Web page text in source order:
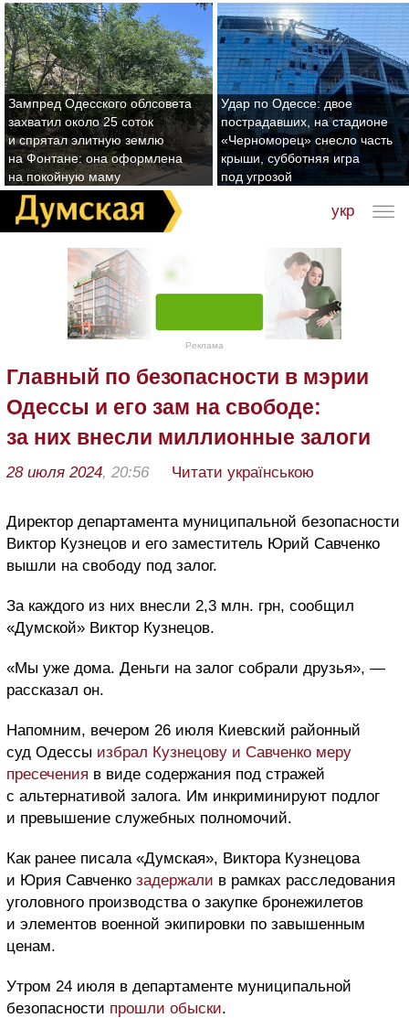
Зампред Одесского облсовета
захватил около 25 соток
и спрятал элитную землю
на Фонтане: она оформлена
на покойную маму
Удар по Одессе: двое
пострадавших, на стадионе
«Черноморец» снесло часть
крыши, субботняя игра
под угрозой
укр
Реклама
Главный по безопасности в мэрии
Одессы и его зам на свободе:
за них внесли миллионные залоги
28 июля 2024, 20:56 Читати українською
Директор департамента муниципальной безопасности
Виктор Кузнецов и его заместитель Юрий Савченко
вышли на свободу под залог.
За каждого из них внесли 2,3 млн. грн, сообщил
«Думской» Виктор Кузнецов.
«Мы уже дома. Деньги на залог собрали друзья», —
рассказал он.
Напомним, вечером 26 июля Киевский районный
суд Одессы избрал Кузнецову и Савченко меру
пресечения в виде содержания под стражей
с альтернативой залога. Им инкриминируют подлог
и превышение служебных полномочий.
Как ранее писала «Думская», Виктора Кузнецова
и Юрия Савченко задержали в рамках расследования
уголовного производства о закупке бронежилетов
и элементов военной экипировки по завышенным
ценам.
Утром 24 июля в департаменте муниципальной
безопасности прошли обыски.